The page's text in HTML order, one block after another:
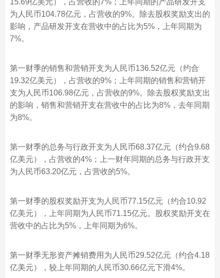
15.69亿美元），占营收的7%；上年同期的产品研发开支
为人民币104.78亿元，占营收的9%。除去股权奖励支出的
影响，产品研发开支在营收中的占比为5%，上年同期为
7%。
第一财季的销售和营销开支为人民币136.52亿元（约合
19.32亿美元），占营收的9%；上年同期的销售和营销开
支为人民币106.98亿元，占营收的9%。除去股权奖励支出
的影响，销售和营销开支在营收中的占比为8%，去年同期
为8%。
第一财季的总务与行政开支为人民币68.37亿元（约合9.68
亿美元），占营收的4%；上一财年同期的总务与行政开支
为人民币63.20亿元，占营收的5%。
第一财季的股权奖励开支为人民币77.15亿元（约合10.92
亿美元），上年同期为人民币71.15亿元。股权奖励开支在
营收中的占比为5%，上年同期为6%。
第一财季无形资产摊销费用为人民币29.52亿元（约合4.18
亿美元），较上年同期的人民币30.66亿元下滑4%。